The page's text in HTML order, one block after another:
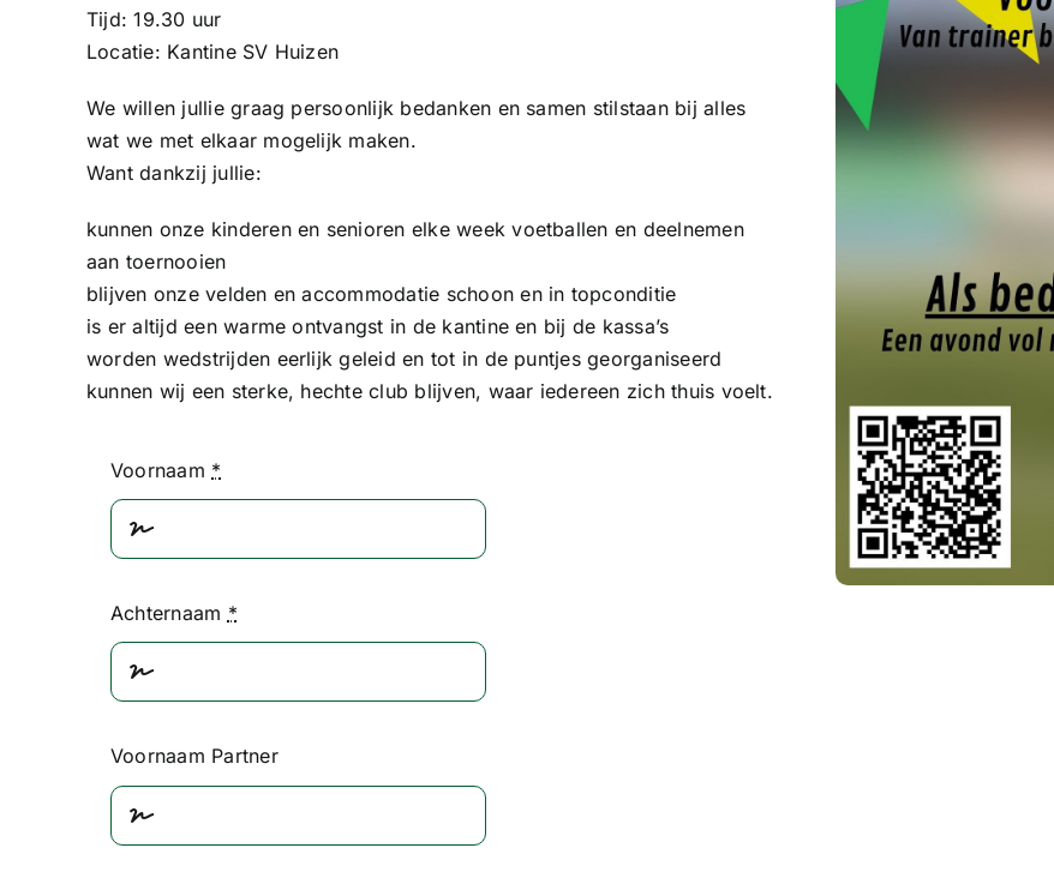
Tijd: 19.30 uur
Locatie: Kantine SV Huizen
We willen jullie graag persoonlijk bedanken en samen stilstaan bij alles
wat we met elkaar mogelijk maken.
Want dankzij jullie:
kunnen onze kinderen en senioren elke week voetballen en deelnemen
aan toernooien
blijven onze velden en accommodatie schoon en in topconditie
is er altijd een warme ontvangst in de kantine en bij de kassa’s
worden wedstrijden eerlijk geleid en tot in de puntjes georganiseerd
kunnen wij een sterke, hechte club blijven, waar iedereen zich thuis voelt.
Voornaam *
Achternaam *
Voornaam Partner